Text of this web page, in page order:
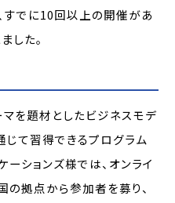
すでに10回以上の開催があ
した。
を題材としたビジネスモデ
て習得できるプログラム
ーションズ様では、オンライ
の拠点から参加者を募り、